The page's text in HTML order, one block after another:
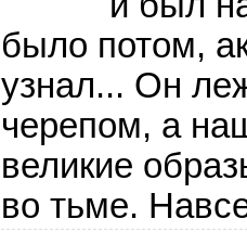
было потом,
узнал... Он
черепом, а
великие
во тьме.